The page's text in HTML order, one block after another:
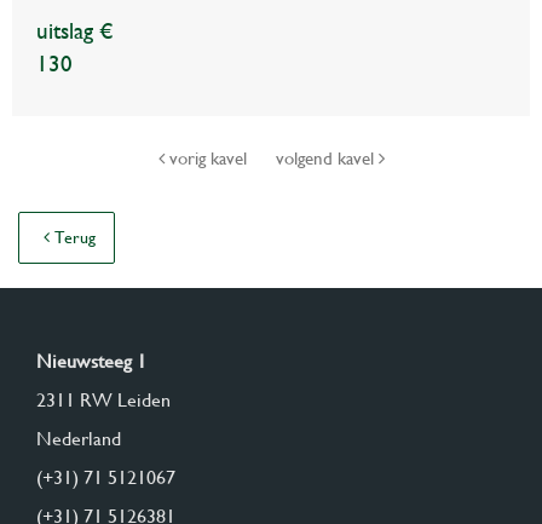
uitslag €
130
vorig kavel volgend kavel
Terug
Nieuwsteeg 1
2311 RW Leiden
Nederland
(+31) 71 5121067
(+31) 71 5126381